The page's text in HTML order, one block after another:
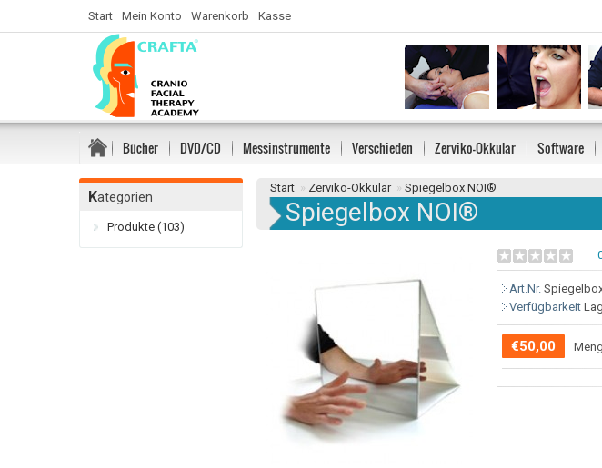
Start Mein Konto Warenkorb Kasse
Bücher DVD/CD Messinstrumente Verschieden Zerviko-Okkular Software
Kategorien
Produkte (103)
Start » Zerviko-Okkular» Spiegelbox NOI®
Spiegelbox NOI®
Art.Nr.
Verfügbarkeit
€50,00